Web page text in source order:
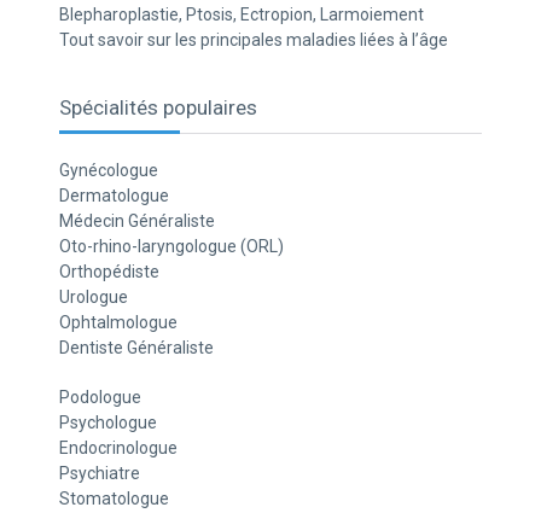
Blepharoplastie, Ptosis, Ectropion, Larmoiement
Tout savoir sur les principales maladies liées à l’âge
Spécialités populaires
Gynécologue
Dermatologue
Médecin Généraliste
Oto-rhino-laryngologue (ORL)
Orthopédiste
Urologue
Ophtalmologue
Dentiste Généraliste
Podologue
Psychologue
Endocrinologue
Psychiatre
Stomatologue